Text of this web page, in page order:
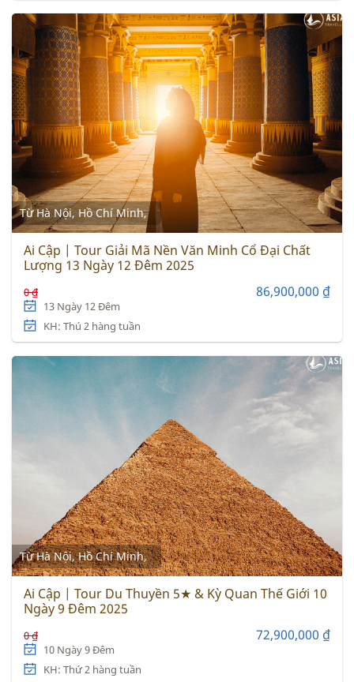
Từ Hà Nội, Hồ Chí Minh,
Ai Cập | Tour Giải Mã Nền Văn Minh Cổ Đại Chất
Lượng 13 Ngày 12 Đêm 2025
0 ₫ 86,900,000 ₫
13 Ngày 12 Đêm
KH: Thú 2 hàng tuần
Từ Hà Nội, Hồ Chí Minh,
Ai Cập | Tour Du Thuyền 5★ & Kỳ Quan Thế Giới 10
Ngày 9 Đêm 2025
0 ₫ 72,900,000 ₫
10 Ngày 9 Đêm
KH: Thứ 2 hàng tuần